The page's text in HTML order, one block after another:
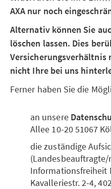
AXA nur noch
Alternativ können Sie
löschen lassen. Dies
Versicherungsverhältnis
nicht Ihre bei uns
Ferner haben Sie die
an unsere
Allee 10-20 51067
die zuständige
Informationsfreiheit
Kavalleriestr. 2-4,